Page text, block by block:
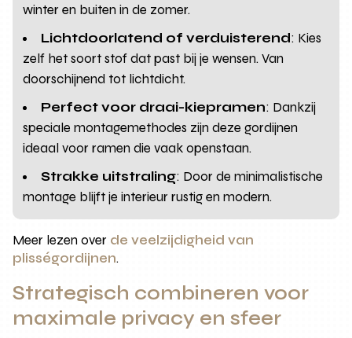
winter en buiten in de zomer.
Lichtdoorlatend of verduisterend: Kies
zelf het soort stof dat past bij je wensen. Van
doorschijnend tot lichtdicht.
Perfect voor draai-kiepramen: Dankzij
speciale montagemethodes zijn deze gordijnen
ideaal voor ramen die vaak openstaan.
Strakke uitstraling: Door de minimalistische
montage blijft je interieur rustig en modern.
Meer lezen over de veelzijdigheid van
plisségordijnen.
Strategisch combineren voor
maximale privacy en sfeer